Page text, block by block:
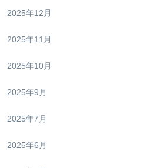
2025年12月
2025年11月
2025年10月
2025年9月
2025年7月
2025年6月